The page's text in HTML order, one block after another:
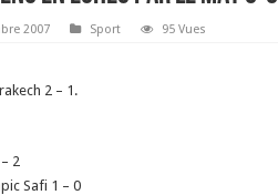
2007 Sport 95 Vues
2 – 1.
2
Safi 1 – 0